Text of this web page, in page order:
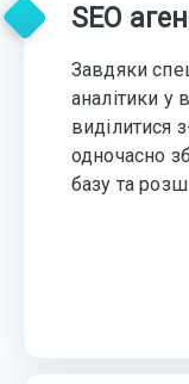
SEO
Завдяки
аналітики у
виділитися
одночасно
базу та